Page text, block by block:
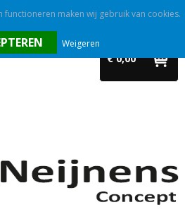
€ 0,00
maken wij gebruik van cookies.
Weigeren